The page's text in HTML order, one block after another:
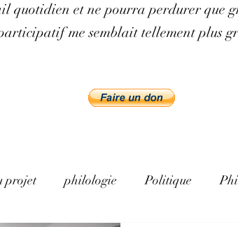
quotidien et ne pourra perdurer que
me semblait tellement plus
projet philologie Politique